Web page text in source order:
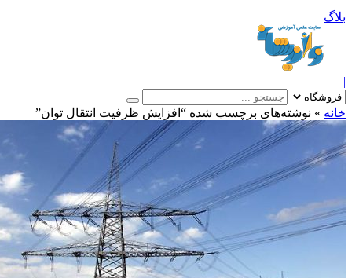
»نوشته‌های برچسب شده “افزايش ظرفيت انتقال توان”